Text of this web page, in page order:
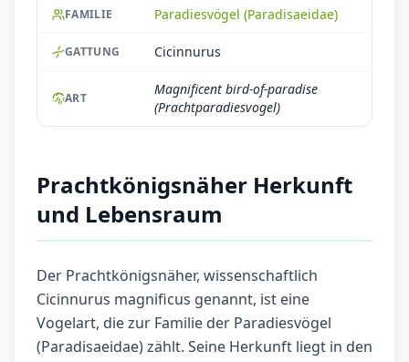
FAMILIE Paradiesvögel (Paradisaeidae)
GATTUNG Cicinnurus
ART
Magnificent bird-of-paradise
(Prachtparadiesvogel)
Prachtkönigsnäher Herkunft
und Lebensraum
Der Prachtkönigsnäher, wissenschaftlich
Cicinnurus magnificus genannt, ist eine
Vogelart, die zur Familie der Paradiesvögel
(Paradisaeidae) zählt. Seine Herkunft liegt in den